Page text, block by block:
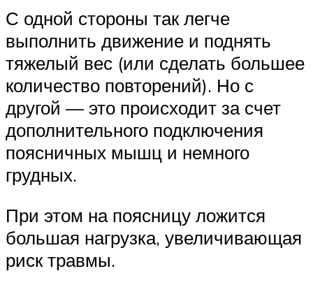
С одной стороны так легче
выполнить движение и поднять
тяжелый вес (или сделать большее
количество повторений). Но с
другой — это происходит за счет
дополнительного подключения
поясничных мышц и немного
грудных.
При этом на поясницу ложится
большая нагрузка, увеличивающая
риск травмы.